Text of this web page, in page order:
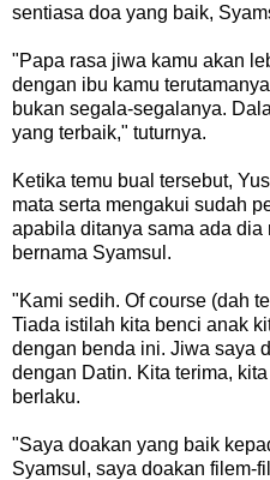
sentiasa doa yang baik,
"Papa rasa jiwa kamu akan
dengan ibu kamu
bukan segala-segalanya.
yang terbaik," tuturnya.
Ketika temu bual tersebut,
mata serta mengakui sudah
apabila ditanya sama ada
bernama Syamsul.
"Kami sedih. Of course (dah
Tiada istilah kita benci anak
dengan benda ini. Jiwa saya
dengan Datin. Kita terima,
berlaku.
"Saya doakan yang baik
Syamsul, saya doakan filem-